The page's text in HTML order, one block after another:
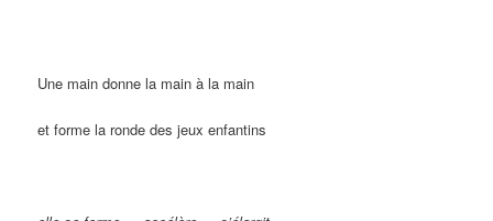
Une main donne la main à la main
et forme la ronde des jeux enfantins